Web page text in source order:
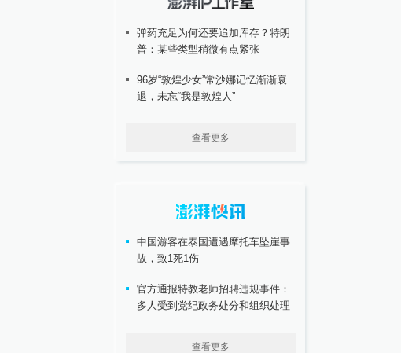
弹药充足为何还要追加库存？特朗
普：某些类型稍微有点紧张
96岁“敦煌少女”常沙娜记忆渐渐衰
退，未忘“我是敦煌人”
查看更多
中国游客在泰国遭遇摩托车坠崖事
故，致1死1伤
官方通报特教老师招聘违规事件：
多人受到党纪政务处分和组织处理
查看更多